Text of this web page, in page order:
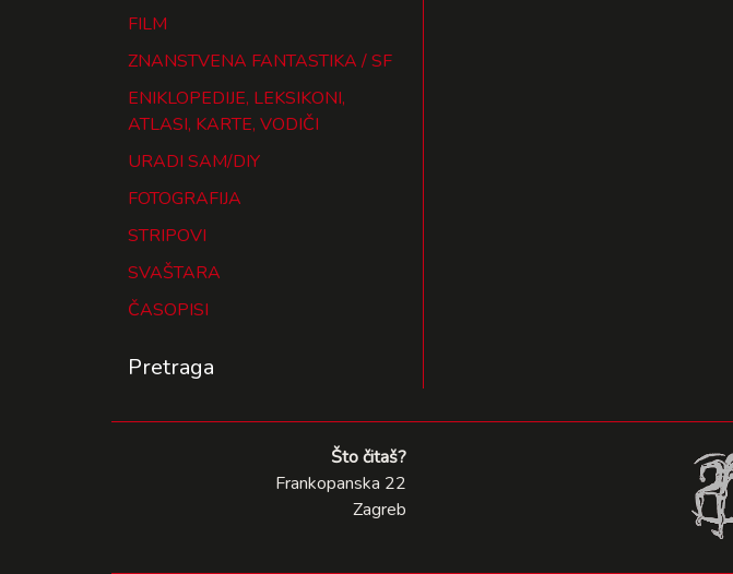
FILM
ZNANSTVENA FANTASTIKA / SF
ENIKLOPEDIJE, LEKSIKONI,
ATLASI, KARTE, VODIČI
URADI SAM/DIY
FOTOGRAFIJA
STRIPOVI
SVAŠTARA
ČASOPISI
Pretraga
Što čitaš?
Frankopanska 22
Zagreb